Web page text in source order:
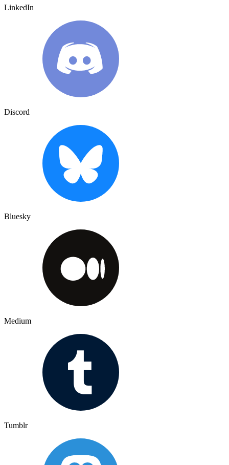
LinkedIn
Discord
Bluesky
Medium
Tumblr